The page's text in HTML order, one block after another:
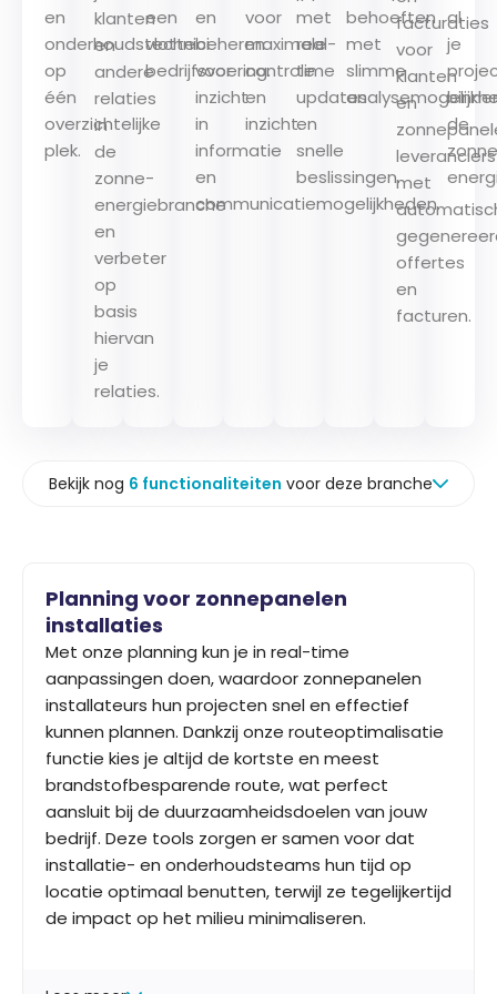
en
onderhoudstechnici
op
één
overzichtelijke
plek.
klanten
en
andere
relaties
in
de
zonne-
energiebranche
en
verbeter
op
basis
hiervan
je
relaties.
een
vlotte
bedrijfsvoering.
en
beheren
voor
inzicht
in
informatie
en
communicatiemogelijkheden.
voor
maximale
controle
en
inzicht.
met
real-
time
updates
en
snelle
beslissingen.
behoeften
met
slimme
facturaties
voor
klanten
en
leveranciers
met
offertes
en
facturen.
al
je
de
Bekijk nog 6 functionaliteiten voor deze branche
Planning voor zonnepanelen
installaties
Met onze planning kun je in real-time
aanpassingen doen, waardoor zonnepanelen
installateurs hun projecten snel en effectief
kunnen plannen. Dankzij onze routeoptimalisatie
functie kies je altijd de kortste en meest
brandstofbesparende route, wat perfect
aansluit bij de duurzaamheidsdoelen van jouw
bedrijf. Deze tools zorgen er samen voor dat
installatie- en onderhoudsteams hun tijd op
locatie optimaal benutten, terwijl ze tegelijkertijd
de impact op het milieu minimaliseren.